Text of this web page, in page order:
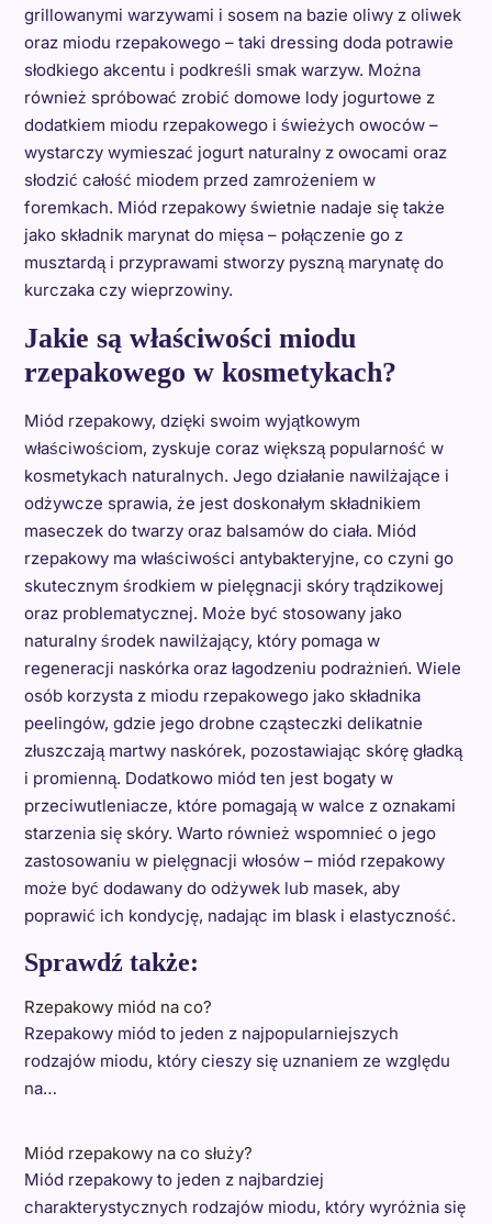
grillowanymi warzywami i sosem na bazie oliwy z oliwek
oraz miodu rzepakowego – taki dressing doda potrawie
słodkiego akcentu i podkreśli smak warzyw. Można
również spróbować zrobić domowe lody jogurtowe z
dodatkiem miodu rzepakowego i świeżych owoców –
wystarczy wymieszać jogurt naturalny z owocami oraz
słodzić całość miodem przed zamrożeniem w
foremkach. Miód rzepakowy świetnie nadaje się także
jako składnik marynat do mięsa – połączenie go z
musztardą i przyprawami stworzy pyszną marynatę do
kurczaka czy wieprzowiny.
Jakie są właściwości miodu
rzepakowego w kosmetykach?
Miód rzepakowy, dzięki swoim wyjątkowym
właściwościom, zyskuje coraz większą popularność w
kosmetykach naturalnych. Jego działanie nawilżające i
odżywcze sprawia, że jest doskonałym składnikiem
maseczek do twarzy oraz balsamów do ciała. Miód
rzepakowy ma właściwości antybakteryjne, co czyni go
skutecznym środkiem w pielęgnacji skóry trądzikowej
oraz problematycznej. Może być stosowany jako
naturalny środek nawilżający, który pomaga w
regeneracji naskórka oraz łagodzeniu podrażnień. Wiele
osób korzysta z miodu rzepakowego jako składnika
peelingów, gdzie jego drobne cząsteczki delikatnie
złuszczają martwy naskórek, pozostawiając skórę gładką
i promienną. Dodatkowo miód ten jest bogaty w
przeciwutleniacze, które pomagają w walce z oznakami
starzenia się skóry. Warto również wspomnieć o jego
zastosowaniu w pielęgnacji włosów – miód rzepakowy
może być dodawany do odżywek lub masek, aby
poprawić ich kondycję, nadając im blask i elastyczność.
Sprawdź także:
Rzepakowy miód na co?
Rzepakowy miód to jeden z najpopularniejszych
rodzajów miodu, który cieszy się uznaniem ze względu
na…
Miód rzepakowy na co służy?
Miód rzepakowy to jeden z najbardziej
charakterystycznych rodzajów miodu, który wyróżnia się